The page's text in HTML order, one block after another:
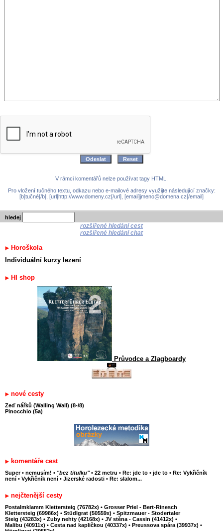
V rámci komentářů nelze používat tagy HTML.
Pro vložení tučného textu, odkazu nebo e-mailové adresy využijte následující značky:
[b]tučné[/b], [url]http://www.domeny.cz[/url], [email]jmeno@domena.cz[/email]
hledej
rozšířené hledání cest
rozšířené hledání chat
Horoškola
Individuální kurzy lezení
HI shop
Průvodce a Zlagboardy
nové cesty
Zeď nářků (Walling Wall) (8-/8)
Pinocchio (5a)
komentáře cest
Super • nemusím! • "bez titulku" • 22 metru • Re: jde to • jde to • Re: Vykřičník
není • Vykřičník není • Jizerské radosti • Re: slalom...
nejčtenější cesty
Postalmklamm Klettersteig (76782x) • Grosser Priel - Bert-Rinesch
Klettersteig (69986x) • Stüdlgrat (50559x) • Spitzmauer - Stodertaler
Steig (43283x) • Zuby nehty (42168x) • JV stěna - Cassin (41412x) •
Malibu (40911x) • Cesta nad kapličkou (40337x) • Preussova spára (39937x) •